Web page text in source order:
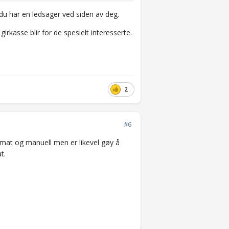
har en ledsager ved siden av deg.
blir for de spesielt interesserte.
2
#6
og manuell men er likevel gøy å